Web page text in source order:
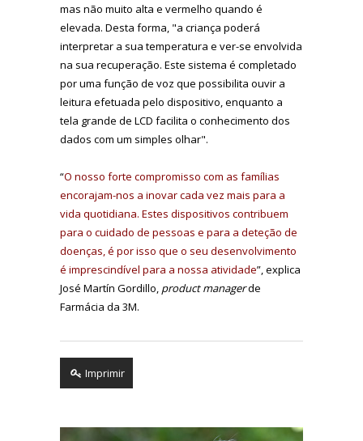
mas não muito alta e vermelho quando é
elevada. Desta forma, "a criança poderá
interpretar a sua temperatura e ver-se envolvida
na sua recuperação. Este sistema é completado
por uma função de voz que possibilita ouvir a
leitura efetuada pelo dispositivo, enquanto a
tela grande de LCD facilita o conhecimento dos
dados com um simples olhar".
“O nosso forte compromisso com as famílias
encorajam-nos a inovar cada vez mais para a
vida quotidiana. Estes dispositivos contribuem
para o cuidado de pessoas e para a deteção de
doenças, é por isso que o seu desenvolvimento
é imprescindível para a nossa atividade”, explica
José Martín Gordillo, product managerde
Farmácia da 3M.
Imprimir